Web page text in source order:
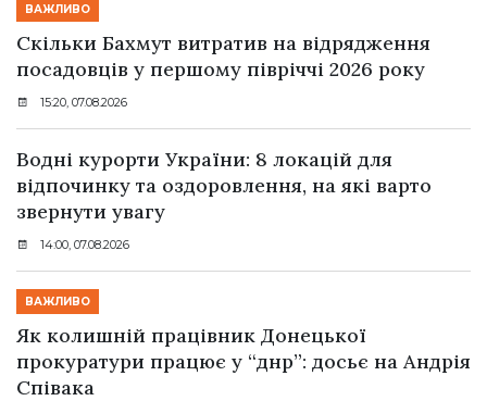
ВАЖЛИВО
Скільки Бахмут витратив на відрядження
посадовців у першому півріччі 2026 року
15:20, 07.08.2026
Водні курорти України: 8 локацій для
відпочинку та оздоровлення, на які варто
звернути увагу
14:00, 07.08.2026
ВАЖЛИВО
Як колишній працівник Донецької
прокуратури працює у “днр”: досьє на Андрія
Співака